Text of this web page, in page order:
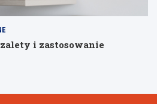
i zastosowanie